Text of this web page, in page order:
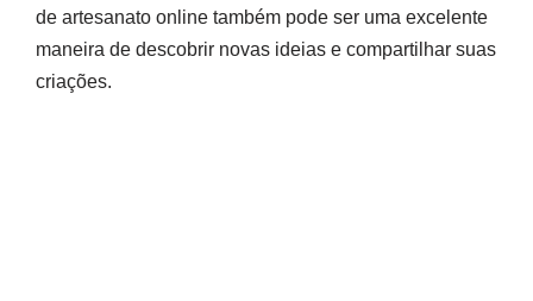
de artesanato online também pode ser uma excelente
maneira de descobrir novas ideias e compartilhar suas
criações.